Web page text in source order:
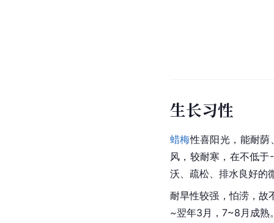
生长习性
蜡梅性喜阳光，能耐荫
风，较耐寒，在不低
沃、疏松、排水良好的
耐旱性较强，怕涝，故
~翌年3月，7~8月成熟